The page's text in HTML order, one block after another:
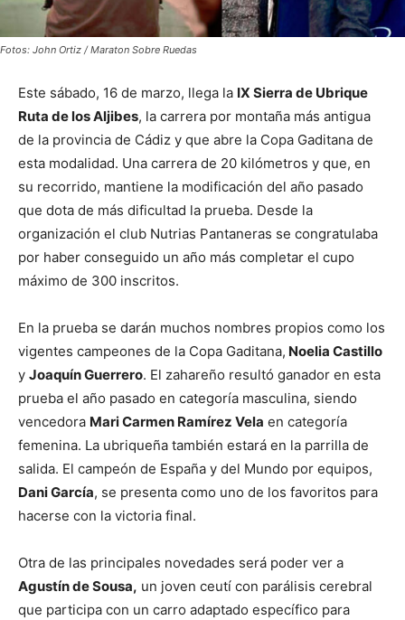
Fotos: John Ortiz / Maraton Sobre Ruedas
Este sábado, 16 de marzo, llega la IX Sierra de Ubrique
Ruta de los Aljibes, la carrera por montaña más antigua
de la provincia de Cádiz y que abre la Copa Gaditana de
esta modalidad. Una carrera de 20 kilómetros y que, en
su recorrido, mantiene la modificación del año pasado
que dota de más dificultad la prueba. Desde la
organización el club Nutrias Pantaneras se congratulaba
por haber conseguido un año más completar el cupo
máximo de 300 inscritos.
En la prueba se darán muchos nombres propios como los
vigentes campeones de la Copa Gaditana, Noelia Castillo
y Joaquín Guerrero. El zahareño resultó ganador en esta
prueba el año pasado en categoría masculina, siendo
vencedora Mari Carmen Ramírez Vela en categoría
femenina. La ubriqueña también estará en la parrilla de
salida. El campeón de España y del Mundo por equipos,
Dani García, se presenta como uno de los favoritos para
hacerse con la victoria final.
Otra de las principales novedades será poder ver a
Agustín de Sousa, un joven ceutí con parálisis cerebral
que participa con un carro adaptado específico para